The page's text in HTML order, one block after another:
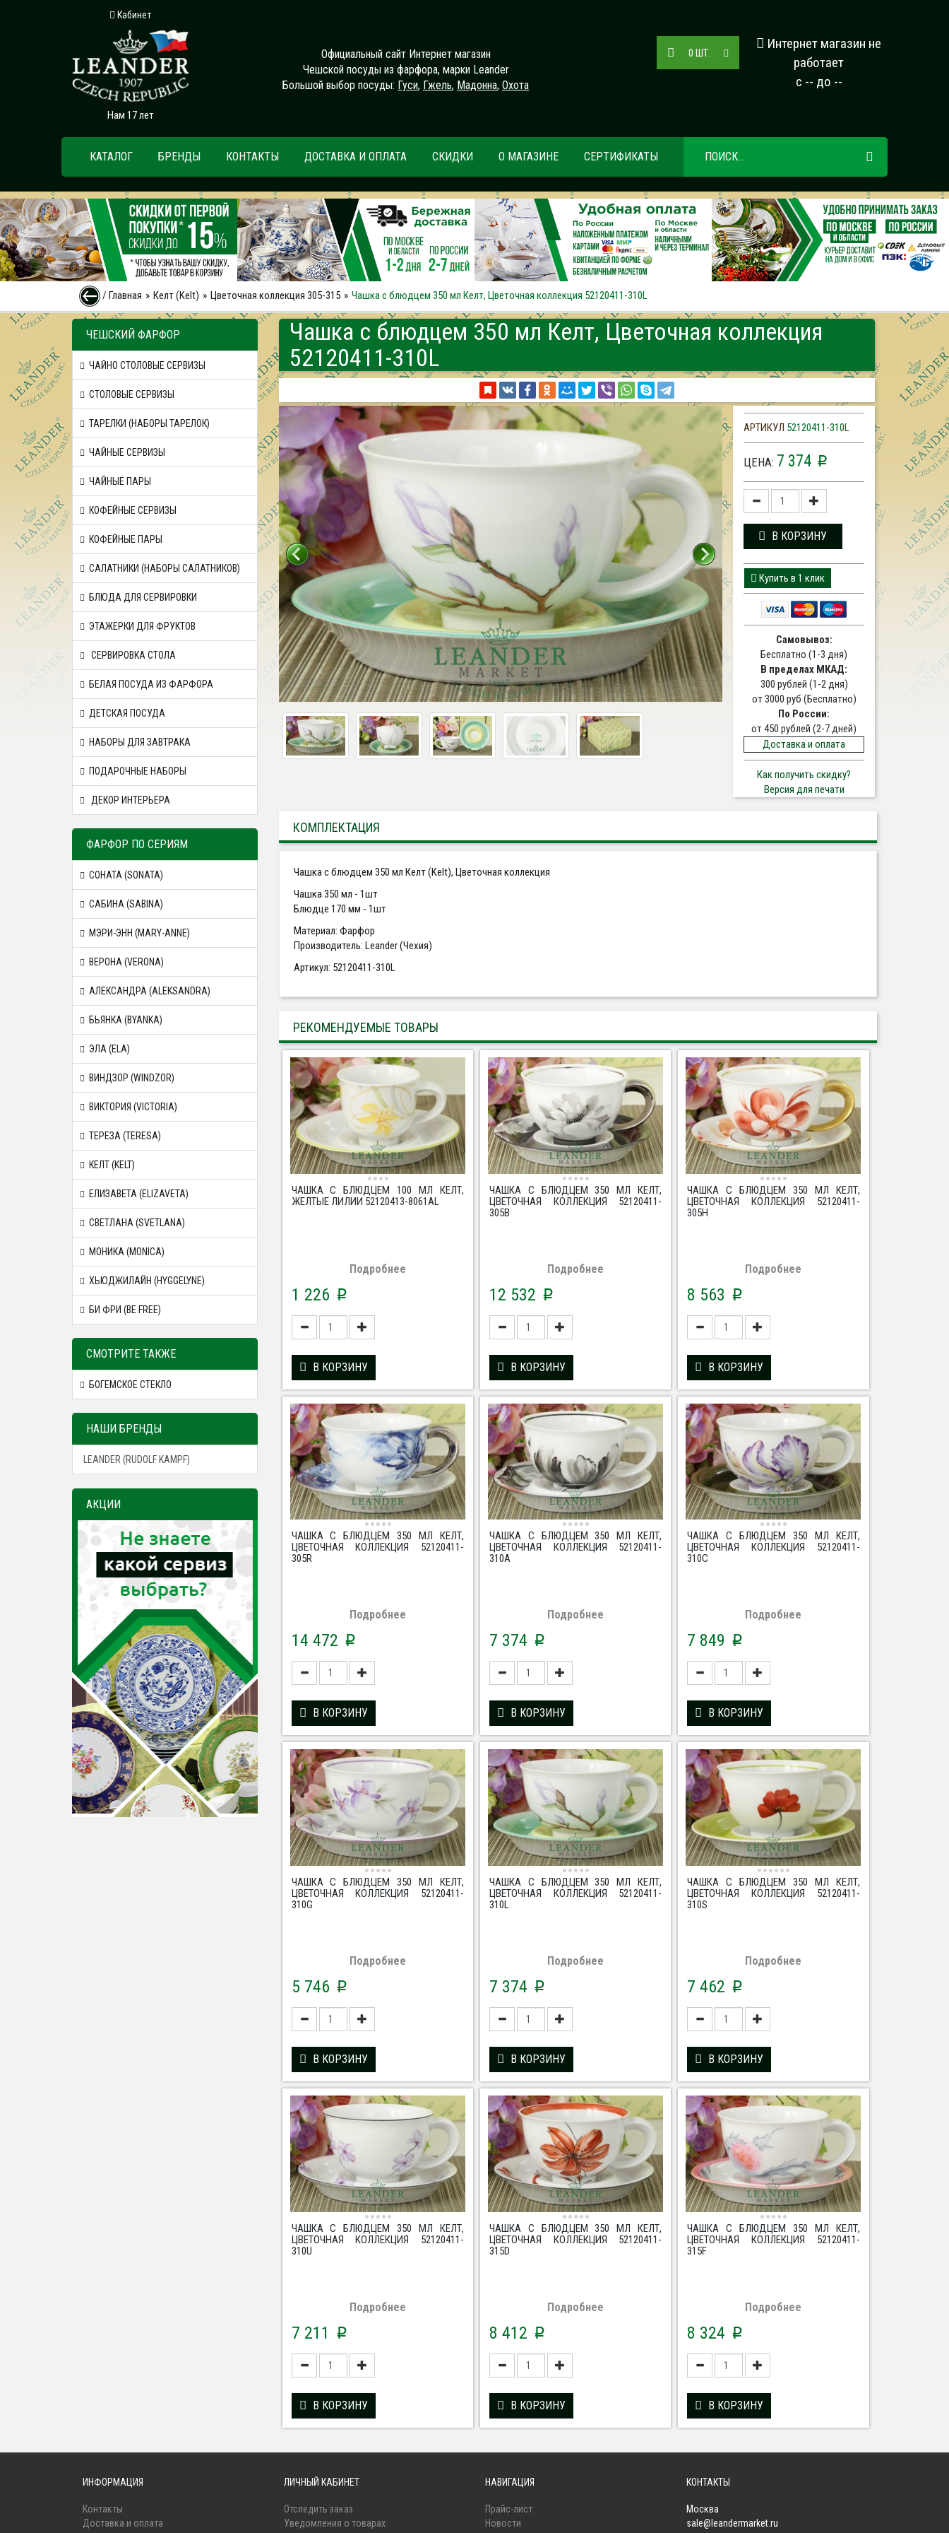
Кабинет
Нам 17 лет
Официальный сайт Интернет магазин
Чешской посуды из фарфора, марки Leander
Большой выбор посуды: Гуси, Гжель, Мадонна, Охота
0 ШТ.
Интернет магазин не
работает
с -- до --
КАТАЛОГ БРЕНДЫ КОНТАКТЫ ДОСТАВКА И ОПЛАТА СКИДКИ О МАГАЗИНЕ СЕРТИФИКАТЫ
/ Главная Келт (Kelt) Цветочная коллекция 305-315 Чашка с блюдцем 350 мл Келт, Цветочная коллекция 52120411-310L
ЧЕШСКИЙ ФАРФОР
ЧАЙНО СТОЛОВЫЕ СЕРВИЗЫ
СТОЛОВЫЕ СЕРВИЗЫ
ТАРЕЛКИ (НАБОРЫ ТАРЕЛОК)
ЧАЙНЫЕ СЕРВИЗЫ
ЧАЙНЫЕ ПАРЫ
КОФЕЙНЫЕ СЕРВИЗЫ
КОФЕЙНЫЕ ПАРЫ
САЛАТНИКИ (НАБОРЫ САЛАТНИКОВ)
БЛЮДА ДЛЯ СЕРВИРОВКИ
ЭТАЖЕРКИ ДЛЯ ФРУКТОВ
СЕРВИРОВКА СТОЛА
БЕЛАЯ ПОСУДА ИЗ ФАРФОРА
ДЕТСКАЯ ПОСУДА
НАБОРЫ ДЛЯ ЗАВТРАКА
ПОДАРОЧНЫЕ НАБОРЫ
ДЕКОР ИНТЕРЬЕРА
ФАРФОР ПО СЕРИЯМ
СОНАТА (SONATA)
САБИНА (SABINA)
МЭРИ-ЭНН (MARY-ANNE)
ВЕРОНА (VERONA)
АЛЕКСАНДРА (ALEKSANDRA)
БЬЯНКА (BYANKA)
ЭЛА (ELA)
ВИНДЗОР (WINDZOR)
ВИКТОРИЯ (VICTORIA)
ТЕРЕЗА (TERESA)
КЕЛТ (KELT)
ЕЛИЗАВЕТА (ELIZAVETA)
СВЕТЛАНА (SVETLANA)
МОНИКА (MONICA)
ХЬЮДЖИЛАЙН (HYGGELYNE)
БИ ФРИ (BE FREE)
СМОТРИТЕ ТАКЖЕ
БОГЕМСКОЕ СТЕКЛО
НАШИ БРЕНДЫ
LEANDER (RUDOLF KAMPF)
АКЦИИ
Чашка с блюдцем 350 мл Келт, Цветочная коллекция
52120411-310L
АРТИКУЛ 52120411-310L
ЦЕНА: 7 374 p
В КОРЗИНУ
Купить в 1 клик
Самовывоз:
Бесплатно (1-3 дня)
В пределах МКАД:
300 рублей (1-2 дня)
от 3000 руб (Бесплатно)
По России:
от 450 рублей (2-7 дней)
Доставка и оплата
Как получить скидку?
Версия для печати
КОМПЛЕКТАЦИЯ
Чашка с блюдцем 350 мл Келт (Kelt), Цветочная коллекция
Чашка 350 мл - 1шт
Блюдце 170 мм - 1шт
Материал: Фарфор
Производитель: Leander (Чехия)
Артикул: 52120411-310L
РЕКОМЕНДУЕМЫЕ ТОВАРЫ
ЧАШКА С БЛЮДЦЕМ 100 МЛ КЕЛТ,
ЖЕЛТЫЕ ЛИЛИИ 52120413-8061AL
Подробнее
1 226 p
В КОРЗИНУ
ЧАШКА С БЛЮДЦЕМ 350 МЛ КЕЛТ,
ЦВЕТОЧНАЯ КОЛЛЕКЦИЯ 52120411-
305B
Подробнее
12 532 p
В КОРЗИНУ
ЧАШКА С БЛЮДЦЕМ 350 МЛ КЕЛТ,
ЦВЕТОЧНАЯ КОЛЛЕКЦИЯ 52120411-
305H
Подробнее
8 563 p
В КОРЗИНУ
ЧАШКА С БЛЮДЦЕМ 350 МЛ КЕЛТ,
ЦВЕТОЧНАЯ КОЛЛЕКЦИЯ 52120411-
305R
Подробнее
14 472 p
В КОРЗИНУ
ЧАШКА С БЛЮДЦЕМ 350 МЛ КЕЛТ,
ЦВЕТОЧНАЯ КОЛЛЕКЦИЯ 52120411-
310A
Подробнее
7 374 p
В КОРЗИНУ
ЧАШКА С БЛЮДЦЕМ 350 МЛ КЕЛТ,
ЦВЕТОЧНАЯ КОЛЛЕКЦИЯ 52120411-
310C
Подробнее
7 849 p
В КОРЗИНУ
ЧАШКА С БЛЮДЦЕМ 350 МЛ КЕЛТ,
ЦВЕТОЧНАЯ КОЛЛЕКЦИЯ 52120411-
310G
Подробнее
5 746 p
В КОРЗИНУ
ЧАШКА С БЛЮДЦЕМ 350 МЛ КЕЛТ,
ЦВЕТОЧНАЯ КОЛЛЕКЦИЯ 52120411-
310L
Подробнее
7 374 p
В КОРЗИНУ
ЧАШКА С БЛЮДЦЕМ 350 МЛ КЕЛТ,
ЦВЕТОЧНАЯ КОЛЛЕКЦИЯ 52120411-
310S
Подробнее
7 462 p
В КОРЗИНУ
ЧАШКА С БЛЮДЦЕМ 350 МЛ КЕЛТ,
ЦВЕТОЧНАЯ КОЛЛЕКЦИЯ 52120411-
310U
Подробнее
7 211 p
В КОРЗИНУ
ЧАШКА С БЛЮДЦЕМ 350 МЛ КЕЛТ,
ЦВЕТОЧНАЯ КОЛЛЕКЦИЯ 52120411-
315D
Подробнее
8 412 p
В КОРЗИНУ
ЧАШКА С БЛЮДЦЕМ 350 МЛ КЕЛТ,
ЦВЕТОЧНАЯ КОЛЛЕКЦИЯ 52120411-
315F
Подробнее
8 324 p
В КОРЗИНУ
ИНФОРМАЦИЯ
Контакты
Доставка и оплата
ЛИЧНЫЙ КАБИНЕТ
Отследить заказ
Уведомления о товарах
НАВИГАЦИЯ
Прайс-лист
Новости
КОНТАКТЫ
Москва
sale@leandermarket.ru